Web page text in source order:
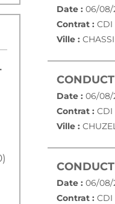
Date : 06/08/
Contrat : CDI
Ville :
Date : 06/08/
Contrat : CDI
Ville :
Date : 06/08/
Contrat : CDI